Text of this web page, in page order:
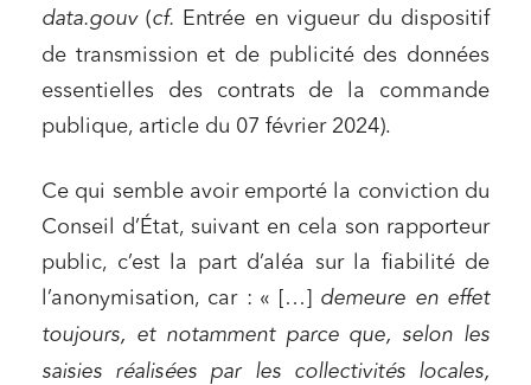
data.gouv(cf. Entrée en vigueur du dispositif
de transmission et de publicité des données
essentielles des contrats de la commande
publique, article du 07 février 2024).
Ce qui semble avoir emporté la conviction du
Conseil d’État, suivant en cela son rapporteur
public, c’est la part d’aléa sur la fiabilité de
l’anonymisation, car : « […] demeure en effet
toujours, et notamment parce que, selon les
saisies réalisées par les collectivités locales,
Services publics et collectivités
Commande publique
Projets immobiliers
Urbanisme et aménagement
Banque finance et assurance
Droit des sociétés et Fusions-Acquisitions